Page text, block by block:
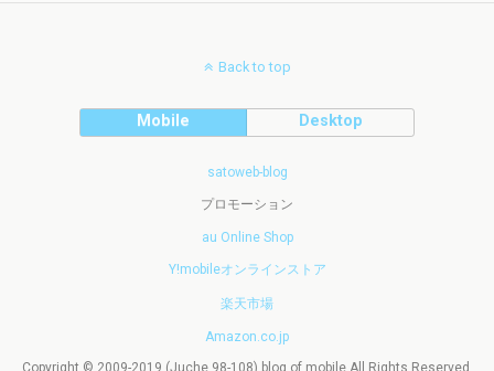
Back to top
Mobile Desktop
satoweb-blog
プロモーション
au Online Shop
Y!mobileオンラインストア
楽天市場
Amazon.co.jp
Copyright © 2009-2019 (Juche 98-108) blog of mobile All Rights Reserved.